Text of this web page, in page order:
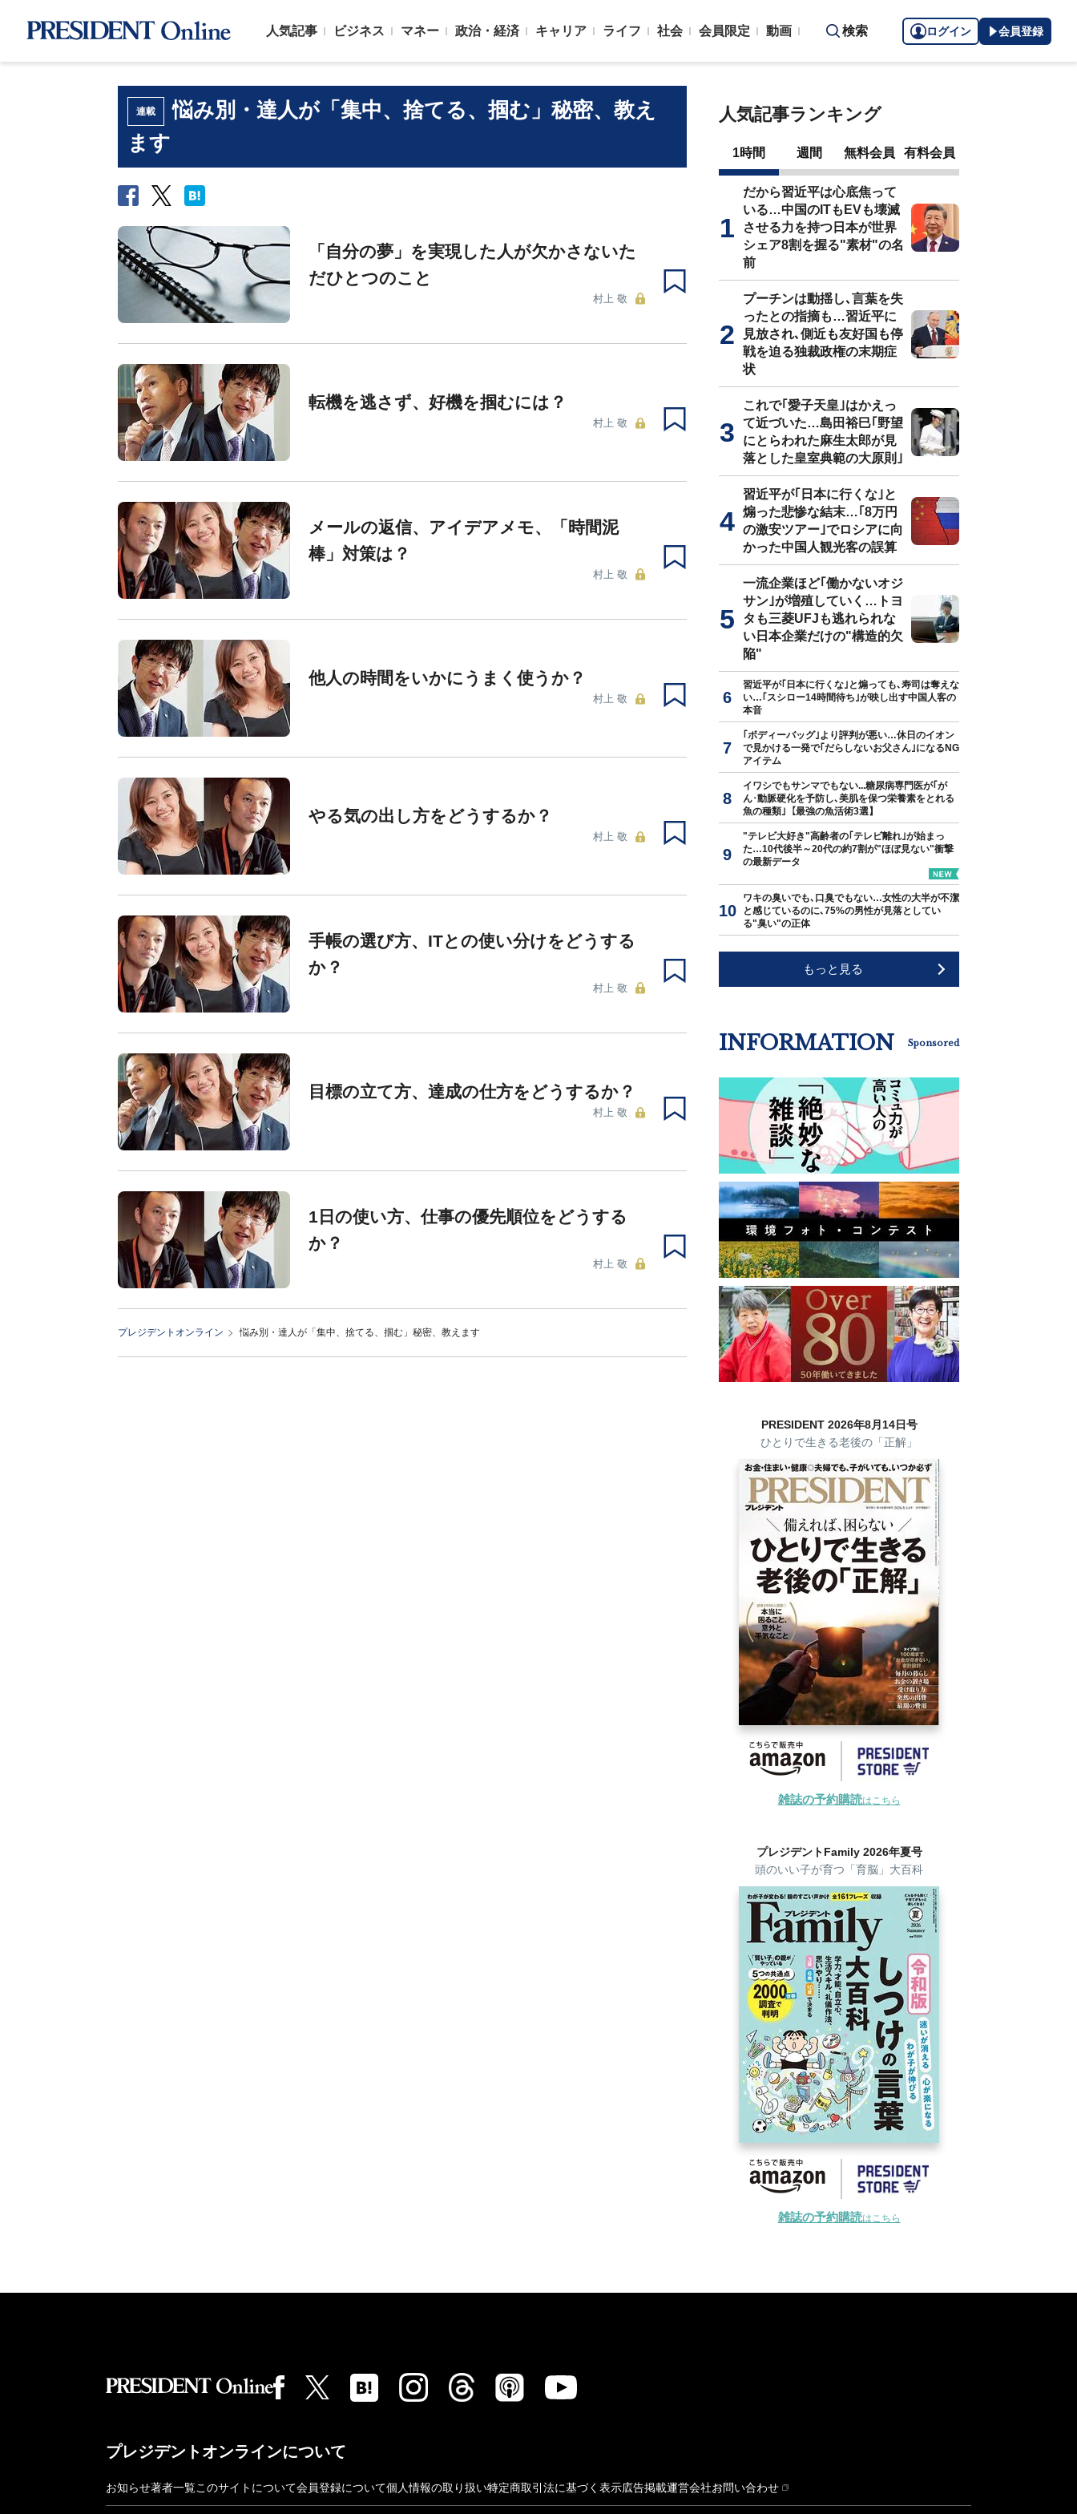
人気記事 ビジネス マネー 政治・経済 キャリア ライフ 社会 会員限定 動画 検索 ログイン 会員登録
連載
悩み別・達人が「集中、捨てる、掴む」秘密、教え
ます
「自分の夢」を実現した人が欠かさないた
だひとつのこと
村上 敬
転機を逃さず、好機を掴むには？
村上 敬
メールの返信、アイデアメモ、「時間泥
棒」対策は？
村上 敬
他人の時間をいかにうまく使うか？
村上 敬
やる気の出し方をどうするか？
村上 敬
手帳の選び方、ITとの使い分けをどうする
か？
村上 敬
目標の立て方、達成の仕方をどうするか？
村上 敬
1日の使い方、仕事の優先順位をどうする
か？
村上 敬
プレジデントオンライン 悩み別・達人が「集中、捨てる、掴む」秘密、教えます
人気記事ランキング
1時間 週間 無料会員 有料会員
だから習近平は心底焦って
いる…中国のITもEVも壊滅
させる力を持つ日本が世界
シェア8割を握る"素材"の名
前
プーチンは動揺し､言葉を失
ったとの指摘も…習近平に
見放され､側近も友好国も停
戦を迫る独裁政権の末期症
状
これで｢愛子天皇｣はかえっ
て近づいた…島田裕巳｢野望
にとらわれた麻生太郎が見
落とした皇室典範の大原則｣
習近平が｢日本に行くな｣と
煽った悲惨な結末…｢8万円
の激安ツアー｣でロシアに向
かった中国人観光客の誤算
一流企業ほど｢働かないオジ
サン｣が増殖していく…トヨ
タも三菱UFJも逃れられな
い日本企業だけの"構造的欠
陥"
習近平が｢日本に行くな｣と煽っても､寿司は奪えな
い…｢スシロー14時間待ち｣が映し出す中国人客の
本音
｢ボディーバッグ｣より評判が悪い…休日のイオン
で見かける一発で｢だらしないお父さん｣になるNG
アイテム
イワシでもサンマでもない...糖尿病専門医が｢が
ん･動脈硬化を予防し､美肌を保つ栄養素をとれる
魚の種類｣【最強の魚活術3選】
"テレビ大好き"高齢者の｢テレビ離れ｣が始まっ
た…10代後半～20代の約7割が"ほぼ見ない"衝撃
の最新データ
ワキの臭いでも､口臭でもない…女性の大半が不潔
と感じているのに､75%の男性が見落としてい
る"臭い"の正体
もっと見る
INFORMATION Sponsored
PRESIDENT 2026年8月14日号
ひとりで生きる老後の「正解」
雑誌の予約購読はこちら
プレジデントFamily 2026年夏号
頭のいい子が育つ「育脳」大百科
雑誌の予約購読はこちら
プレジデントオンラインについて
お知らせ著者一覧このサイトについて会員登録について個人情報の取り扱い特定商取引法に基づく表示広告掲載運営会社お問い合わせ